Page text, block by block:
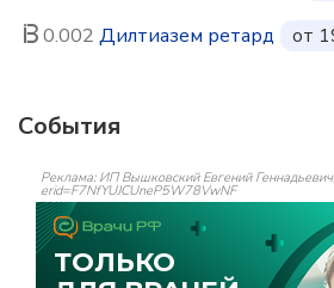
0.002 Дилтиазем ретард от
События
Реклама: ИП Вышковский Евгений
erid=F7NfYUJCUneP5W78VwNF